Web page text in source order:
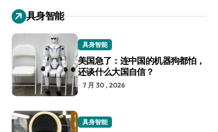
具身智能
具身智能
美国急了：连中国的机器狗都怕，
还谈什么大国自信？
7 月 30 , 2026
具身智能